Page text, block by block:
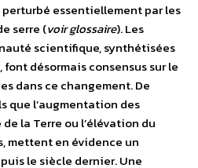
essentiellement par les
serre (voir glossaire). Les
scientifique, synthétisées
font désormais consensus sur le
dans ce changement. De
que l’augmentation des
la Terre ou l’élévation du
mettent en évidence un
le siècle dernier. Une